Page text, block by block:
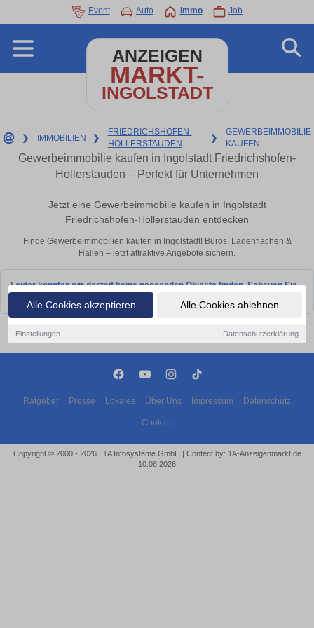
Alle Cookies akzeptieren Alle Cookies ablehnen
Einstellungen Datenschutzerklärung
Event Auto Immo Job
ANZEIGEN
MARKT-
INGOLSTADT
❯ IMMOBILIEN ❯
FRIEDRICHSHOFEN-
HOLLERSTAUDEN
❯
GEWERBEIMMOBILIE-
KAUFEN
Gewerbeimmobilie kaufen in Ingolstadt Friedrichshofen-
Hollerstauden – Perfekt für Unternehmen
Jetzt eine Gewerbeimmobilie kaufen in Ingolstadt
Friedrichshofen-Hollerstauden entdecken
Finde Gewerbeimmobilien kaufen in Ingolstadt! Büros, Ladenflächen &
Hallen – jetzt attraktive Angebote sichern.
Leider konnten wir derzeit keine passenden Objekte finden. Schauen Sie
Ratgeber Presse Lokales Über Uns Impressum Datenschutz
Cookies
Copyright © 2000 - 2026 | 1A Infosysteme GmbH | Content by: 1A-Anzeigenmarkt.de
10.08.2026